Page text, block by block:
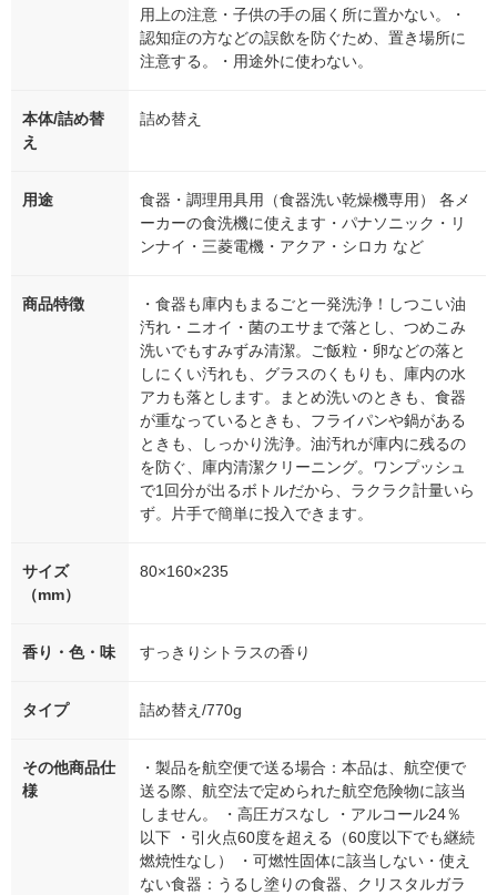
用上の注意・子供の手の届く所に置かない。・
認知症の方などの誤飲を防ぐため、置き場所に
注意する。・用途外に使わない。
本体/詰め替
え
詰め替え
用途
食器・調理用具用（食器洗い乾燥機専用） 各メ
ーカーの食洗機に使えます・パナソニック・リ
ンナイ・三菱電機・アクア・シロカ など
商品特徴
・食器も庫内もまるごと一発洗浄！しつこい油
汚れ・ニオイ・菌のエサまで落とし、つめこみ
洗いでもすみずみ清潔。ご飯粒・卵などの落と
しにくい汚れも、グラスのくもりも、庫内の水
アカも落とします。まとめ洗いのときも、食器
が重なっているときも、フライパンや鍋がある
ときも、しっかり洗浄。油汚れが庫内に残るの
を防ぐ、庫内清潔クリーニング。ワンプッシュ
で1回分が出るボトルだから、ラクラク計量いら
ず。片手で簡単に投入できます。
サイズ
（mm）
80×160×235
香り・色・味 すっきりシトラスの香り
タイプ 詰め替え/770g
その他商品仕
様
・製品を航空便で送る場合：本品は、航空便で
送る際、航空法で定められた航空危険物に該当
しません。 ・高圧ガスなし ・アルコール24％
以下 ・引火点60度を超える（60度以下でも継続
燃焼性なし） ・可燃性固体に該当しない・使え
ない食器：うるし塗りの食器、クリスタルガラ